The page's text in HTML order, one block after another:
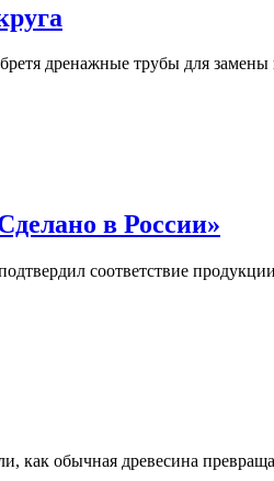
дренажные трубы для
в России»
соответствие
как обычная древесина